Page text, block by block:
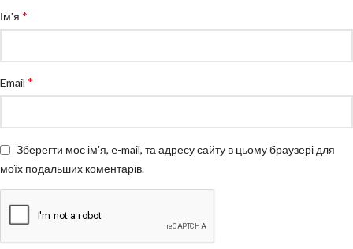
Ім'я *
Email *
Зберегти моє ім'я, e-mail, та адресу сайту в цьому браузері для
моїх подальших коментарів.